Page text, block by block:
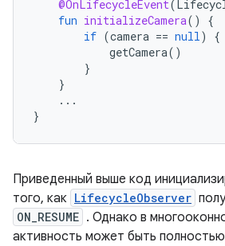
@OnLifecycleEvent(
fun initializeCamera()
{
if (camera == null )
{
getCamera()
}
}
...
}
Приведенный выше код
того, как LifecycleObserver
ON_RESUME . Однако в
активность может быть